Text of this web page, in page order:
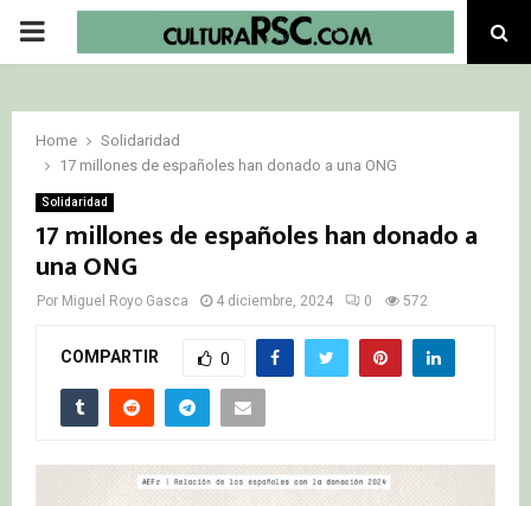
PRIMARY
Home
Solidaridad
17 millones de españoles han donado a una ONG
Solidaridad
17 millones de españoles han donado a
una ONG
Por Miguel Royo Gasca 4 diciembre, 2024 0 572
COMPARTIR 0